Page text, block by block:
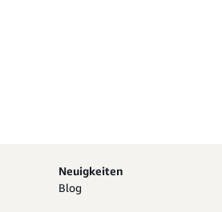
Neuigkeiten
Blog